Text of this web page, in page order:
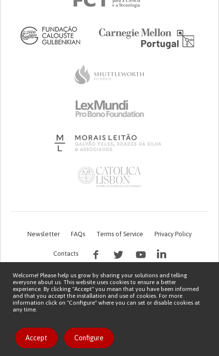
Newsletter FAQs Terms of Service Privacy Policy
Contacts
Copyright © 2026 Patient Innovation.
Welcome! Please help us grow by sharing your solutions and telling
everyone about us. This website uses cookies to ensure a better
experience. By clicking "Accept" you mean that you have been informed
and that you accept the installation and use of cookies. For more
information click on "Configure" where you can set or disable cookies at
any time.
Accept Configure